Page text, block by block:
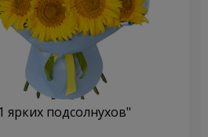
ярких подсолнухов"